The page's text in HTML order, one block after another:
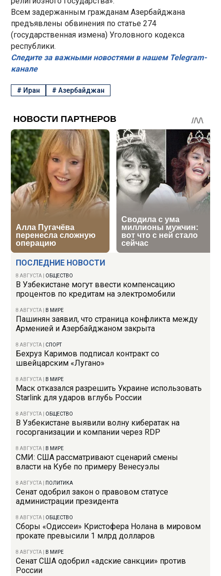
ПОСЛЕДНИЕ НОВОСТИ
8 АВГУСТА ОБЩЕСТВО
В Узбекистане могут ввести компенсацию
процентов по кредитам на электромобили
8 АВГУСТА В МИРЕ
Пашинян заявил, что страница конфликта между
Арменией и Азербайджаном закрыта
8 АВГУСТА СПОРТ
Бехруз Каримов подписал контракт со
швейцарским «Лугано»
8 АВГУСТА В МИРЕ
Маск отказался разрешить Украине использовать
Starlink для ударов вглубь России
8 АВГУСТА ОБЩЕСТВО
В Узбекистане выявили волну кибератак на
госорганизации и компании через RDP
8 АВГУСТА В МИРЕ
СМИ: США рассматривают сценарий смены
власти на Кубе по примеру Венесуэлы
8 АВГУСТА ПОЛИТИКА
Сенат одобрил закон о правовом статусе
администрации президента
8 АВГУСТА ОБЩЕСТВО
Сборы «Одиссеи» Кристофера Нолана в мировом
прокате превысили 1 млрд долларов
8 АВГУСТА В МИРЕ
Сенат США одобрил «адские санкции» против
России
Всем задержанным гражданам Азербайджана
предъявлены обвинения по статье 274
(государственная измена) Уголовного кодекса
республики.
Следите за важными новостями в нашем Telegram-
канале
# Иран #Азербайджан